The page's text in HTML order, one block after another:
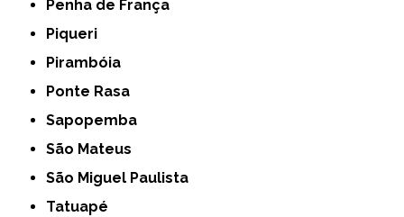
Penha de França
Piqueri
Pirambóia
Ponte Rasa
Sapopemba
São Mateus
São Miguel Paulista
Tatuapé